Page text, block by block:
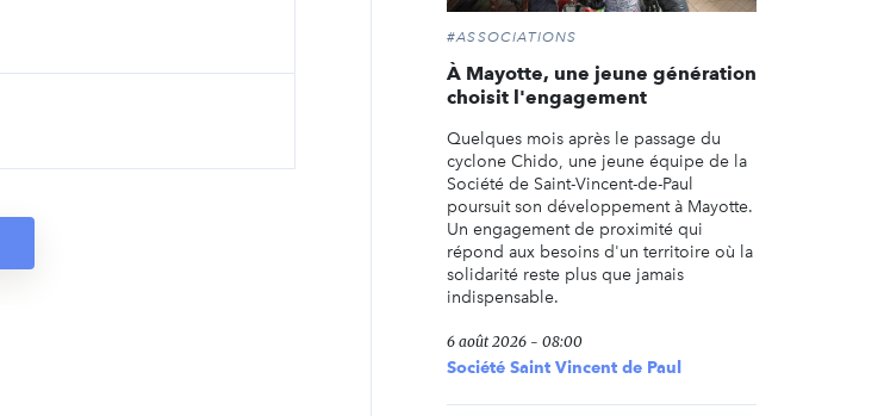
#ASSOCIATIONS
À Mayotte, une jeune génération
choisit l'engagement
Quelques mois après le passage du
cyclone Chido, une jeune équipe de la
Société de Saint-Vincent-de-Paul
poursuit son développement à Mayotte.
Un engagement de proximité qui
répond aux besoins d'un territoire où la
solidarité reste plus que jamais
indispensable.
6 août 2026 - 08:00
Société Saint Vincent de Paul